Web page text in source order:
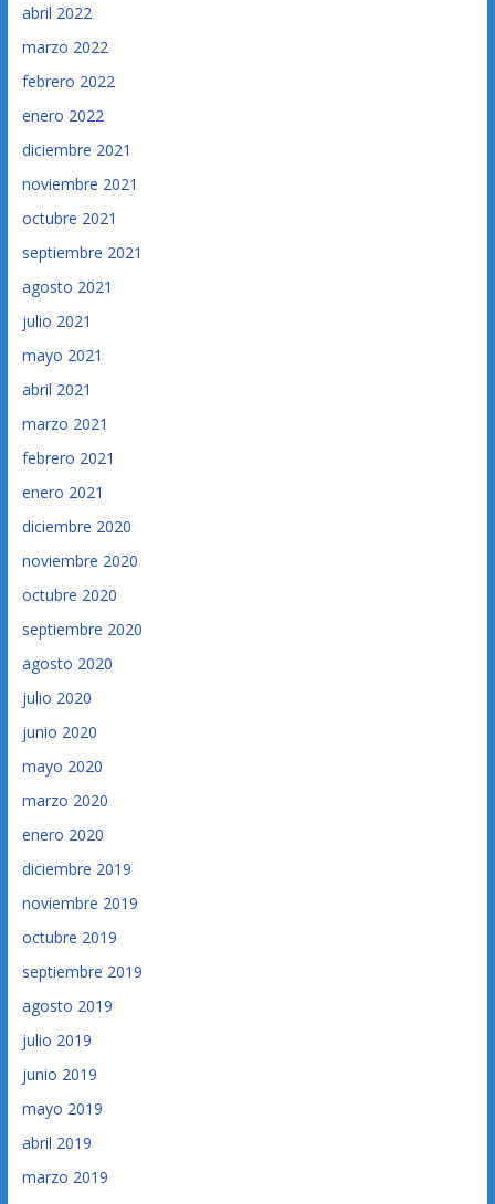
abril 2022
marzo 2022
febrero 2022
enero 2022
diciembre 2021
noviembre 2021
octubre 2021
septiembre 2021
agosto 2021
julio 2021
mayo 2021
abril 2021
marzo 2021
febrero 2021
enero 2021
diciembre 2020
noviembre 2020
octubre 2020
septiembre 2020
agosto 2020
julio 2020
junio 2020
mayo 2020
marzo 2020
enero 2020
diciembre 2019
noviembre 2019
octubre 2019
septiembre 2019
agosto 2019
julio 2019
junio 2019
mayo 2019
abril 2019
marzo 2019